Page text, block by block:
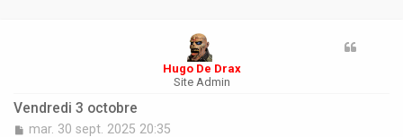
Hugo De Drax
Site Admin
Vendredi 3 octobre
M
mar. 30 sept. 2025 20:35